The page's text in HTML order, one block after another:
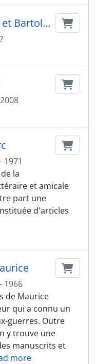
Photographie de Maximo et Bartola, frère et soeur salvadorien
1971
la
et amicale
part une
d'articles
1966
de Maurice
qui a connu un
guerres. Outre
y trouve une
manuscrits et
more